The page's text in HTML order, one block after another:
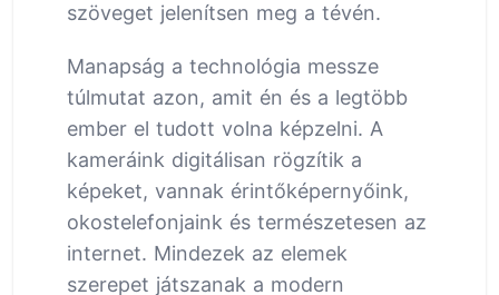
szöveget jelenítsen meg a tévén.
Manapság a technológia messze
túlmutat azon, amit én és a legtöbb
ember el tudott volna képzelni. A
kameráink digitálisan rögzítik a
képeket, vannak érintőképernyőink,
okostelefonjaink és természetesen az
internet. Mindezek az elemek
szerepet játszanak a modern